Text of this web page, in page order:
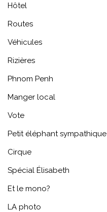
Hôtel
Routes
Véhicules
Rizières
Phnom Penh
Manger local
Vote
Petit éléphant sympathique
Cirque
Spécial Élisabeth
Et le mono?
LA photo